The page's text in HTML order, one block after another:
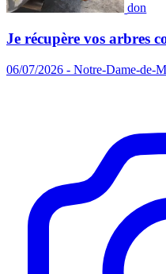
don
Je récupère vos arbres
06/07/2026 - Notre-Dame-de-